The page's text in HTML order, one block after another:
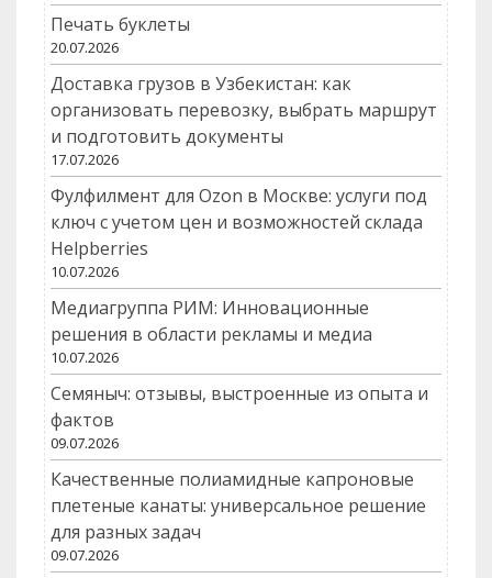
Печать буклеты
20.07.2026
Доставка грузов в Узбекистан: как
организовать перевозку, выбрать маршрут
и подготовить документы
17.07.2026
Фулфилмент для Ozon в Москве: услуги под
ключ с учетом цен и возможностей склада
Helpberries
10.07.2026
Медиагруппа РИМ: Инновационные
решения в области рекламы и медиа
10.07.2026
Семяныч: отзывы, выстроенные из опыта и
фактов
09.07.2026
Качественные полиамидные капроновые
плетеные канаты: универсальное решение
для разных задач
09.07.2026